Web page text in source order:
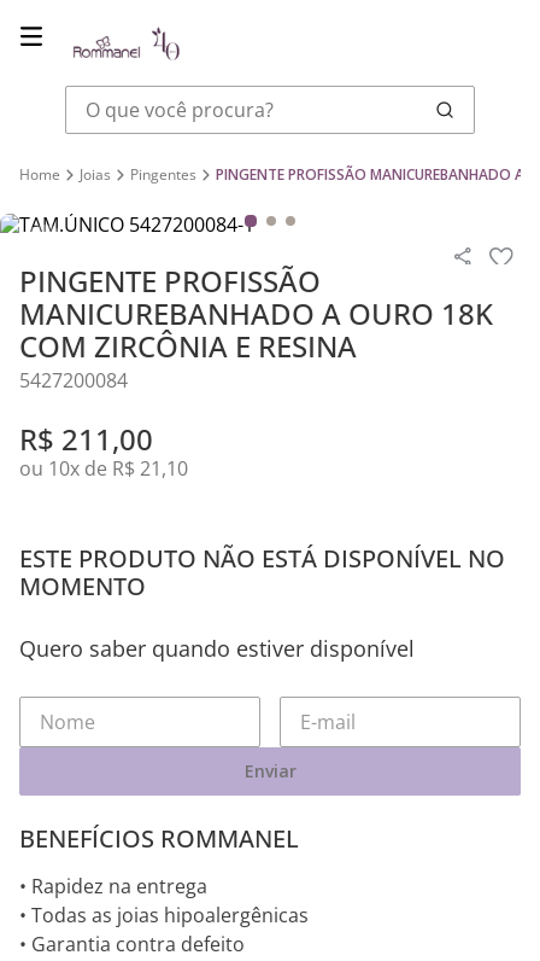
O que você procura?
Joias Pingentes PINGENTE PROFISSÃO MANICUREBANHADO A
PINGENTE PROFISSÃO
MANICUREBANHADO A OURO 18K
COM ZIRCÔNIA E RESINA
5427200084
R$ 211,00
ou 10x de R$ 21,10
ESTE PRODUTO NÃO ESTÁ DISPONÍVEL NO
MOMENTO
Quero saber quando estiver disponível
Enviar
BENEFÍCIOS ROMMANEL
• Rapidez na entrega
• Todas as joias hipoalergênicas
• Garantia contra defeito